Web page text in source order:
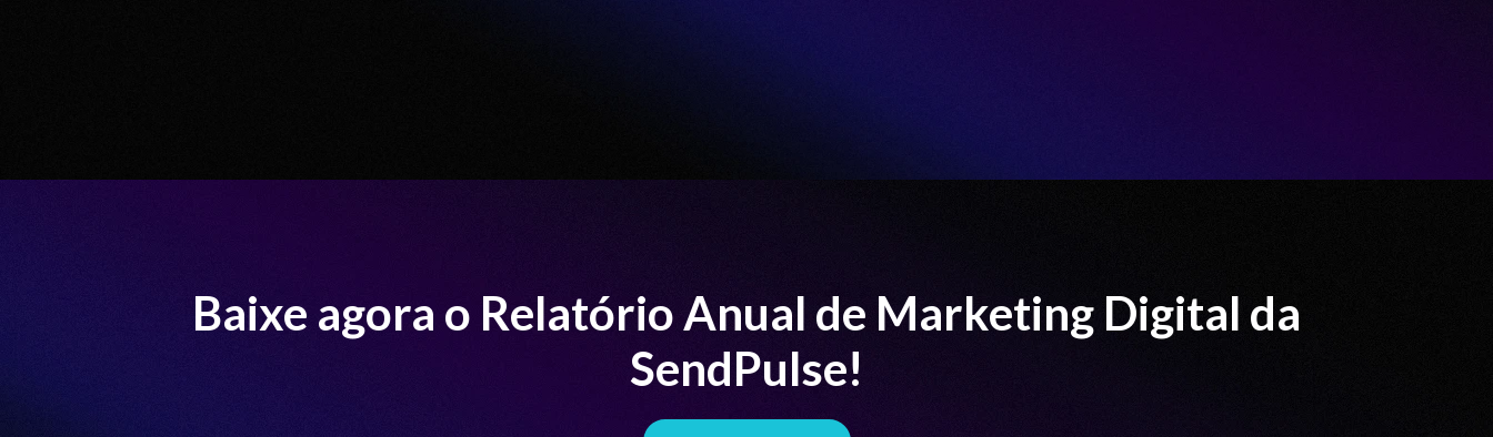
Baixe agora o Relatório Anual de Marketing Digital da
SendPulse!